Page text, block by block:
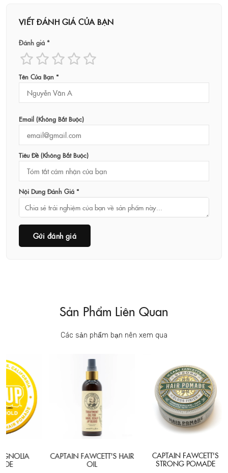
VIẾT ĐÁNH GIÁ CỦA BẠN
Đánh giá *
Tên Của Bạn *
Email (không Bắt Buộc)
Tiêu Đề (không Bắt Buộc)
Nội Dung Đánh Giá *
Gửi đánh giá
Sản Phẩm Liên Quan
Các sản phẩm bạn nên xem qua
CAPTAIN FAWCETT'S HAIR
CAPTAIN FAWCETT'S
STRONG POMADE